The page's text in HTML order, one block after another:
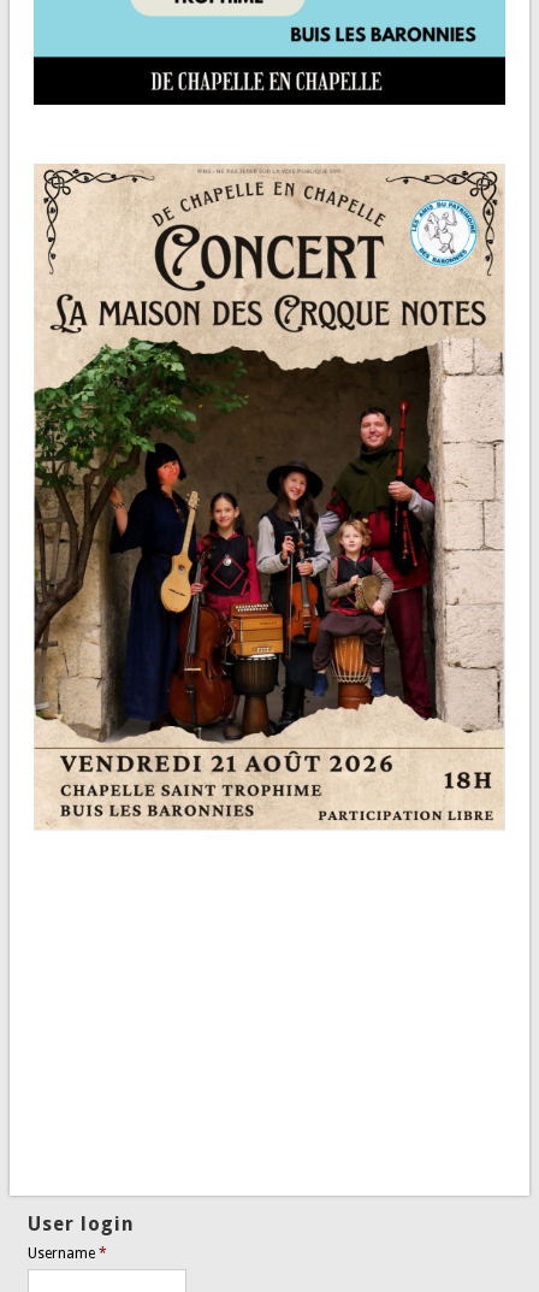
User login
Username*